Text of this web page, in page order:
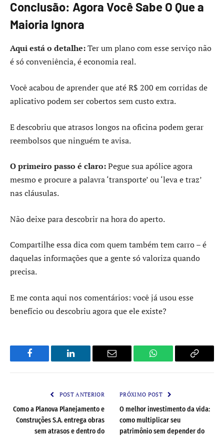
Conclusão: Agora Você Sabe O Que a
Maioria Ignora
Aqui está o detalhe:Ter um plano com esse serviço não
é só conveniência, é economia real.
Você acabou de aprender que até R$ 200 em corridas de
aplicativo podem ser cobertos sem custo extra.
E descobriu que atrasos longos na oficina podem gerar
reembolsos que ninguém te avisa.
O primeiro passo é claro:Pegue sua apólice agora
mesmo e procure a palavra ‘transporte’ ou ‘leva e traz’
nas cláusulas.
Não deixe para descobrir na hora do aperto.
Compartilhe essa dica com quem também tem carro – é
daquelas informações que a gente só valoriza quando
precisa.
E me conta aqui nos comentários: você já usou esse
benefício ou descobriu agora que ele existe?
Facebook LinkedIn Email WhatsApp Copy
POST ANTERIOR
Como a Planova Planejamento e
Construções S.A. entrega obras
sem atrasos e dentro do
PRÓXIMO POST
O melhor investimento da vida:
como multiplicar seu
patrimônio sem depender do